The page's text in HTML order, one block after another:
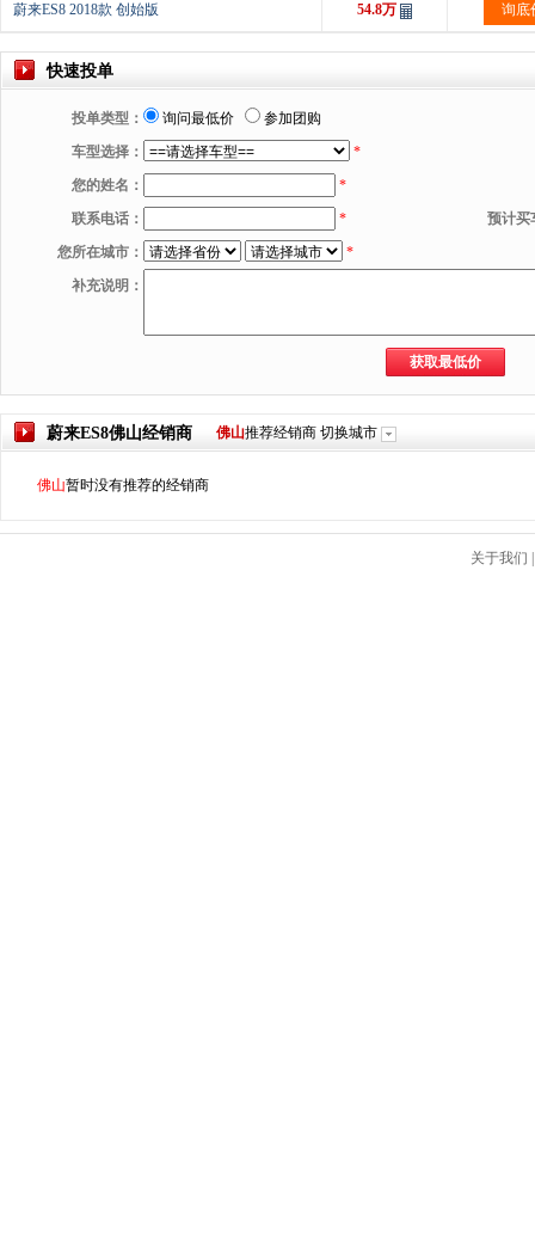
蔚来ES8 2018款 创始版 54.8万 询底
快速投单
投单类型： 询问最低价
参加团购
车型选择：
*
您的姓名：
*
联系电话：
*
预计买
您所在城市：
*
补充说明：
蔚来ES8佛山经销商 佛山推荐经销商 切换城市
佛山暂时没有推荐的经销商
关于我们